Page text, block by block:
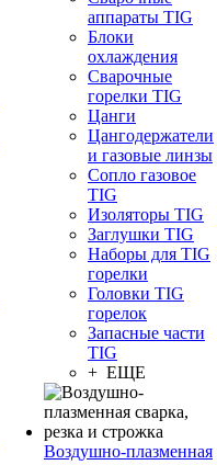
аппараты TIG
Блоки
охлаждения
Сварочные
горелки TIG
Цанги
Цангодержатели
и газовые линзы
Сопло газовое
TIG
Изоляторы TIG
Заглушки TIG
Наборы для TIG
горелки
Головки TIG
горелок
Запасные части
TIG
+ ЕЩЕ
Воздушно-плазменная